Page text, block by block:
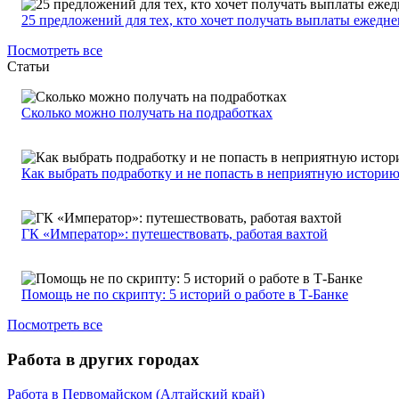
25 предложений для тех, кто хочет получать выплаты
Посмотреть все
Статьи
Сколько можно получать на подработках
Как выбрать подработку и не попасть в неприятную историю
ГК «Император»: путешествовать, работая вахтой
Помощь не по скрипту: 5 историй о работе в Т-Банке
Посмотреть все
Работа в других городах
Работа в Первомайском (Алтайский край)